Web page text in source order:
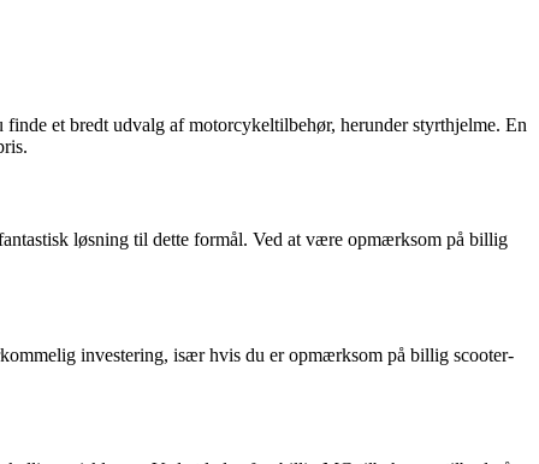
et bredt udvalg af motorcykeltilbehør, herunder styrthjelme. En
løsning til dette formål. Ved at være opmærksom på billig
investering, især hvis du er opmærksom på billig scooter-